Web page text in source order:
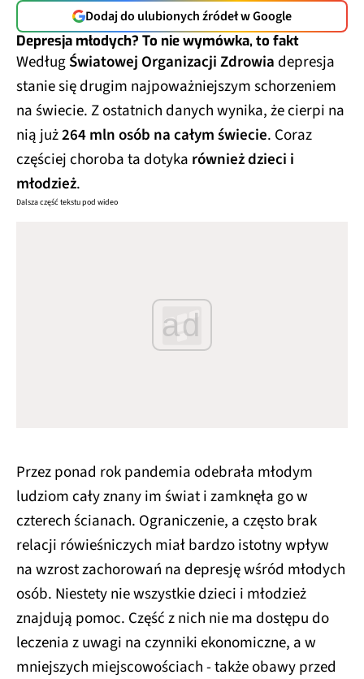
Dodaj do ulubionych źródeł w Google
Depresja młodych? To nie wymówka, to fakt
WedługŚwiatowej Organizacji Zdrowia depresja
stanie się drugim najpoważniejszym schorzeniem
na świecie. Z ostatnich danych wynika, że cierpi na
nią już264 mln osób na całym świecie. Coraz
częściej choroba ta dotyka również dzieci i
młodzież.
Dalsza część tekstu pod wideo
ad
Przez ponad rok pandemia odebrała młodym
ludziom cały znany im świat i zamknęła go w
czterech ścianach. Ograniczenie, a często brak
relacji rówieśniczych miał bardzo istotny wpływ
na wzrost zachorowań na depresję wśród młodych
osób. Niestety nie wszystkie dzieci i młodzież
znajdują pomoc. Część z nich nie ma dostępu do
leczenia z uwagi na czynniki ekonomiczne, a w
mniejszych miejscowościach - także obawy przed